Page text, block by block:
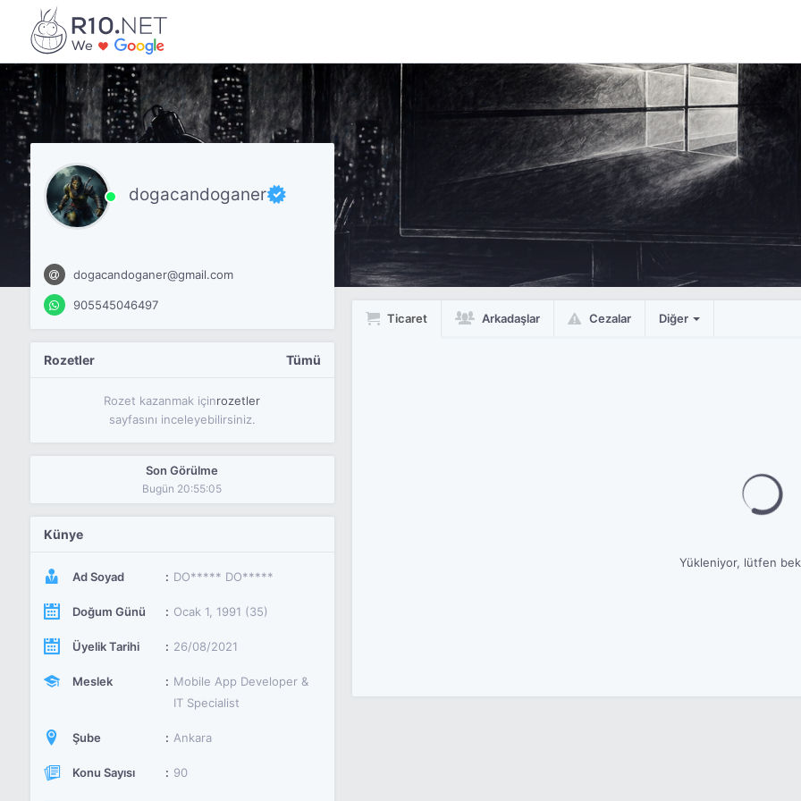
dogacandoganer
dogacandoganer@gmail.com
905545046497
Rozetler Tümü
Rozet kazanmak içinrozetler
sayfasını inceleyebilirsiniz.
Son Görülme
Bugün 20:55:05
Künye
Ad Soyad DO***** DO*****
Doğum Günü Ocak 1, 1991 (35)
Üyelik Tarihi 26/08/2021
Meslek
Mobile App Developer &
IT Specialist
Şube Ankara
Konu Sayısı 90
Ticaret Arkadaşlar Cezalar Diğer
Yükleniyor, lütfen